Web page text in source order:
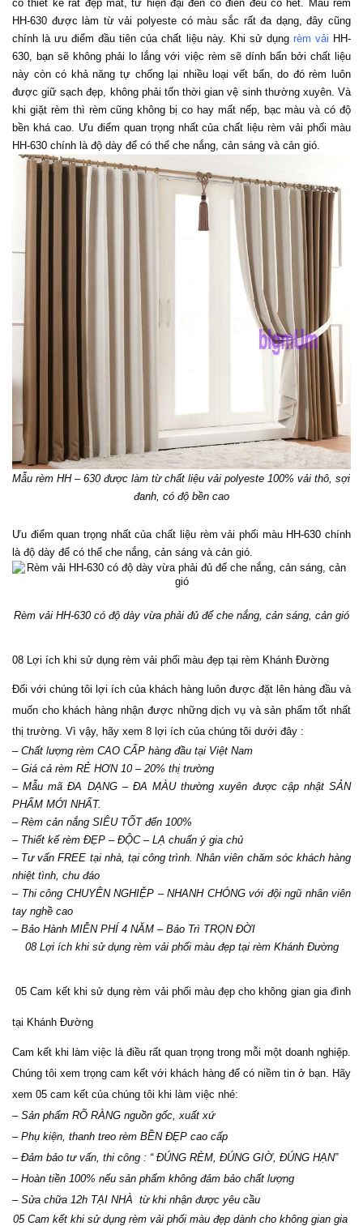
có thiết kế rất đẹp mắt, từ hiện đại đến cổ điển đều có hết. Mẫu rèm
HH-630 được làm từ vải polyeste có màu sắc rất đa dạng, đây cũng
chính là ưu điểm đầu tiên của chất liệu này. Khi sử dụng rèm vải HH-
630, bạn sẽ không phải lo lắng với việc rèm sẽ dính bẩn bởi chất liệu
này còn có khả năng tự chống lại nhiều loại vết bẩn, do đó rèm luôn
được giữ sạch đẹp, không phải tốn thời gian vệ sinh thường xuyên. Và
khi giặt rèm thì rèm cũng không bị co hay mất nếp, bạc màu và có độ
bền khá cao. Ưu điểm quan trọng nhất của chất liệu rèm vải phối màu
HH-630 chính là độ dày để có thể che nắng, cản sáng và cản gió.
Mẫu rèm HH – 630 được làm từ chất liệu vải polyeste 100% vải thô, sợi
đanh, có độ bền cao
Ưu điểm quan trọng nhất của chất liệu rèm vải phối màu HH-630 chính
là độ dày để có thể che nắng, cản sáng và cản gió.
Rèm vải HH-630 có độ dày vừa phải đủ để che nắng, cản sáng, cản gió
08 Lợi ích khi sử dụng rèm vải phối màu đẹp tại rèm Khánh Đường
Đối với chúng tôi lợi ích của khách hàng luôn được đặt lên hàng đầu và
muốn cho khách hàng nhận được những dịch vụ và sản phẩm tốt nhất
thị trường. Vì vậy, hãy xem 8 lợi ích của chúng tôi dưới đây :
– Chất lượng rèm CAO CẤP hàng đầu tại Việt Nam
– Giá cả rèm RẺ HƠN 10 – 20% thị trường
– Mẫu mã ĐA DẠNG – ĐA MÀU thường xuyên được cập nhật SẢN
PHẨM MỚI NHẤT.
– Rèm cản nắng SIÊU TỐT đến 100%
– Thiết kế rèm ĐẸP – ĐỘC – LẠ chuẩn ý gia chủ
– Tư vấn FREE tại nhà, tại công trình. Nhân viên chăm sóc khách hàng
nhiệt tình, chu đáo
– Thi công CHUYÊN NGHIỆP – NHANH CHÓNG với đội ngũ nhân viên
tay nghề cao
– Bảo Hành MIỄN PHÍ 4 NĂM – Bảo Trì TRỌN ĐỜI
08 Lợi ích khi sử dụng rèm vải phối màu đẹp tại rèm Khánh Đường
05 Cam kết khi sử dụng rèm vải phối màu đẹp cho không gian gia đình
tại Khánh Đường
Cam kết khi làm việc là điều rất quan trọng trong mỗi một doanh nghiệp.
Chúng tôi xem trọng cam kết với khách hàng để có niềm tin ở bạn. Hãy
xem 05 cam kết của chúng tôi khi làm việc nhé:
– Sản phẩm RÕ RÀNG nguồn gốc, xuất xứ
– Phụ kiện, thanh treo rèm BỀN ĐẸP cao cấp
– Đảm bảo tư vấn, thi công : “ ĐÚNG RÈM, ĐÚNG GIỜ, ĐÚNG HẠN”
– Hoàn tiền 100% nếu sản phẩm không đảm bảo chất lượng
– Sửa chữa 12h TẠI NHÀ  từ khi nhận được yêu cầu
05 Cam kết khi sử dụng rèm vải phối màu đẹp dành cho không gian gia